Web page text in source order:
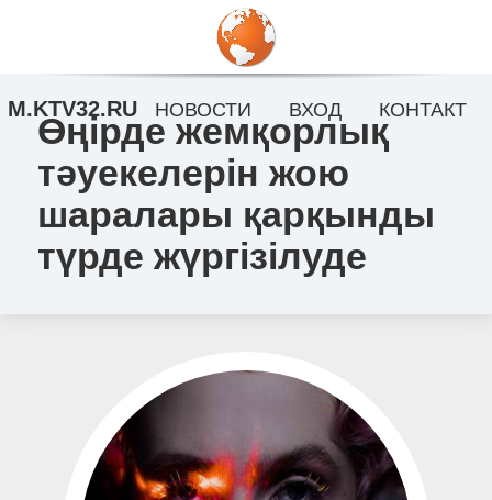
Өңірде жемқорлық
тәуекелерін жою
шаралары қарқынды
түрде жүргізілуде
M.KTV32.RU НОВОСТИ ВХОД КОНТАКТ